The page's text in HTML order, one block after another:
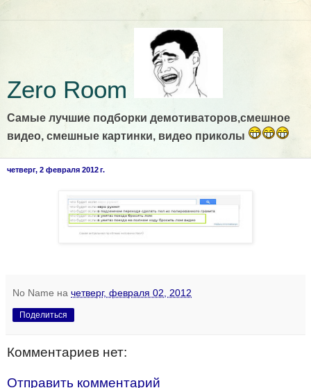
Zero Room
Самые лучшие подборки демотиваторов,смешное
видео, смешные картинки, видео приколы
четверг, 2 февраля 2012 г.
No Name на четверг, февраля 02, 2012
Поделиться
Комментариев нет:
Отправить комментарий